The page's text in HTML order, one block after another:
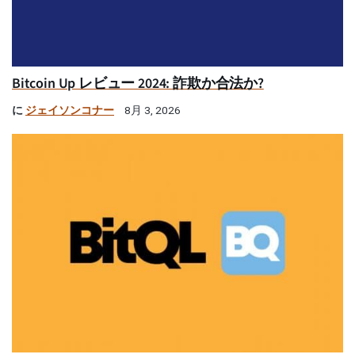
Bitcoin Up レビュー 2024: 詐欺か合法か?
に ジェイソンコナー 8月 3, 2026